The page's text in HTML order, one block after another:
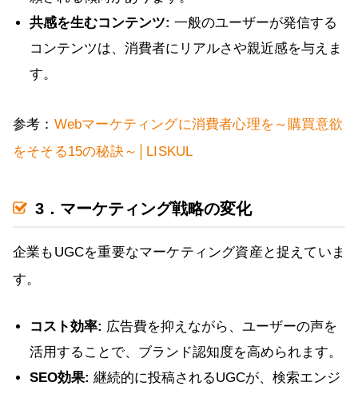
共感を生むコンテンツ: 一般のユーザーが発信する
コンテンツは、消費者にリアルさや親近感を与えま
す。
参考： Webマーケティングに消費者心理を～購買意欲
をそそる15の秘訣～│LISKUL
3．マーケティング戦略の変化
企業もUGCを重要なマーケティング資産と捉えていま
す。
コスト効率: 広告費を抑えながら、ユーザーの声を
活用することで、ブランド認知度を高められます。
SEO効果: 継続的に投稿されるUGCが、検索エンジ